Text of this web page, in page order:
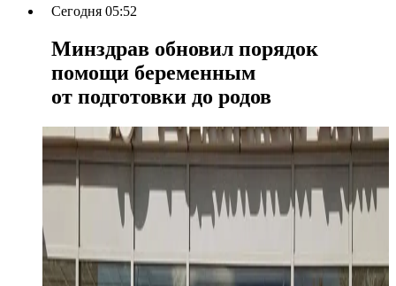
Сегодня 05:52
Минздрав обновил порядок
помощи беременным
от подготовки до родов